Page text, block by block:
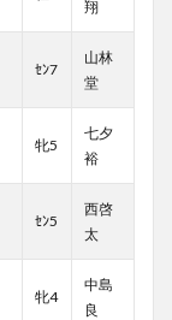
翔
ｾﾝ7
山林
堂
牝5
七夕
裕
ｾﾝ5
西啓
太
牝4
中島
良